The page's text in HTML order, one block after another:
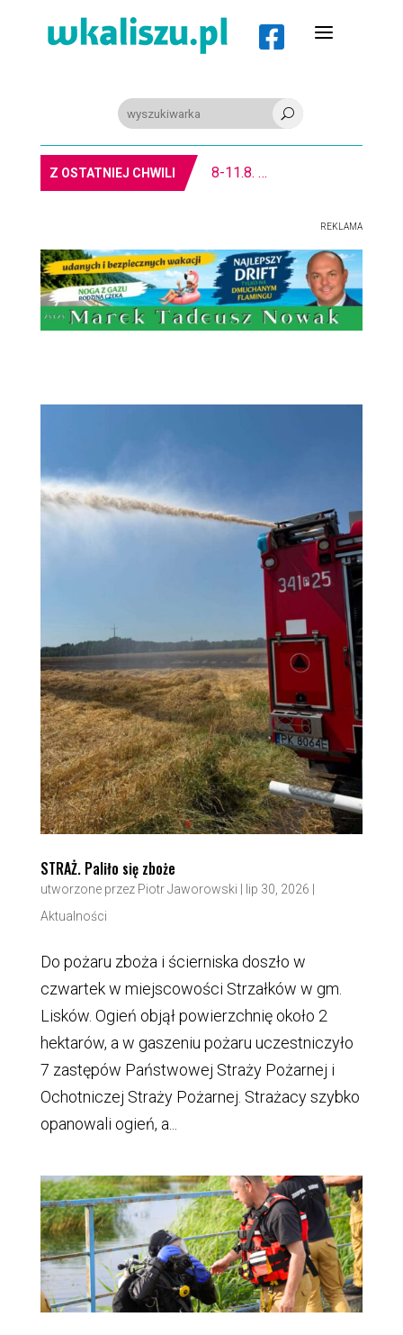
 a
U
Z OSTATNIEJ CHWILI
REKLAMA
STRAŻ. Paliło się zboże
utworzone przez Piotr Jaworowski lip 30, 2026
Aktualności
Do pożaru zboża i ścierniska doszło w
czwartek w miejscowości Strzałków w gm.
Lisków. Ogień objął powierzchnię około 2
hektarów, a w gaszeniu pożaru uczestniczyło
7 zastępów Państwowej Straży Pożarnej i
Ochotniczej Straży Pożarnej. Strażacy szybko
opanowali ogień, a...